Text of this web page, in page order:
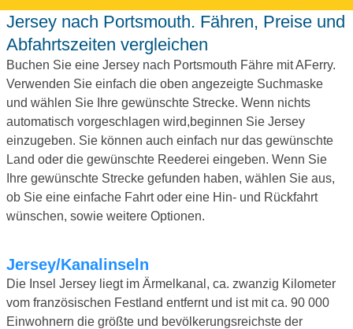
Jersey nach Portsmouth. Fähren, Preise und
Abfahrtszeiten vergleichen
Buchen Sie eine Jersey nach Portsmouth Fähre mit AFerry.
Verwenden Sie einfach die oben angezeigte Suchmaske
und wählen Sie Ihre gewünschte Strecke. Wenn nichts
automatisch vorgeschlagen wird,beginnen Sie Jersey
einzugeben. Sie können auch einfach nur das gewünschte
Land oder die gewünschte Reederei eingeben. Wenn Sie
Ihre gewünschte Strecke gefunden haben, wählen Sie aus,
ob Sie eine einfache Fahrt oder eine Hin- und Rückfahrt
wünschen, sowie weitere Optionen.
Jersey/Kanalinseln
Die Insel Jersey liegt im Ärmelkanal, ca. zwanzig Kilometer
vom französischen Festland entfernt und ist mit ca. 90 000
Einwohnern die größte und bevölkerungsreichste der